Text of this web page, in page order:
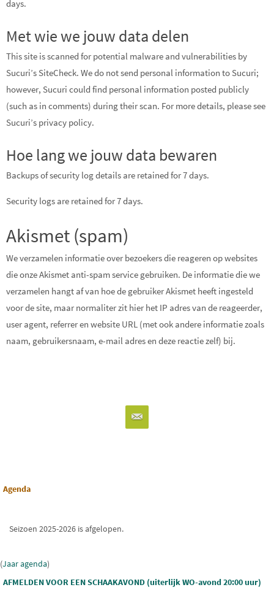
days.
Met wie we jouw data delen
This site is scanned for potential malware and vulnerabilities by
Sucuri’s SiteCheck. We do not send personal information to Sucuri;
however, Sucuri could find personal information posted publicly
(such as in comments) during their scan. For more details, please see
Sucuri’s privacy policy.
Hoe lang we jouw data bewaren
Backups of security log details are retained for 7 days.
Security logs are retained for 7 days.
Akismet (spam)
We verzamelen informatie over bezoekers die reageren op websites
die onze Akismet anti-spam service gebruiken. De informatie die we
verzamelen hangt af van hoe de gebruiker Akismet heeft ingesteld
voor de site, maar normaliter zit hier het IP adres van de reageerder,
user agent, referrer en website URL (met ook andere informatie zoals
naam, gebruikersnaam, e-mail adres en deze reactie zelf) bij.
Agenda
Seizoen 2025-2026 is afgelopen.
(Jaar agenda)
AFMELDEN VOOR EEN SCHAAKAVOND (uiterlijk WO-avond 20:00 uur)